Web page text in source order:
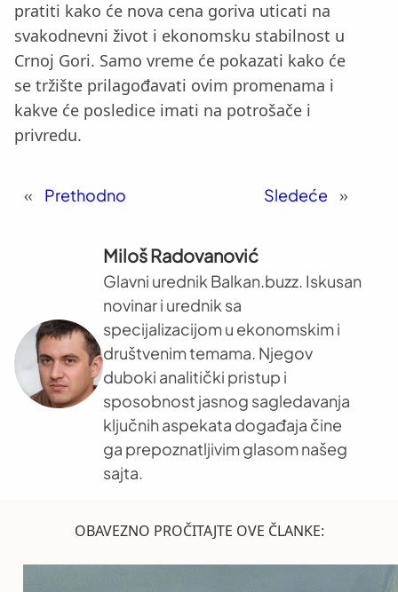
pratiti kako će nova cena goriva uticati na
svakodnevni život i ekonomsku stabilnost u
Crnoj Gori. Samo vreme će pokazati kako će
se tržište prilagođavati ovim promenama i
kakve će posledice imati na potrošače i
privredu.
« Prethodno Sledeće »
Miloš Radovanović
Glavni urednik Balkan.buzz. Iskusan
novinar i urednik sa
specijalizacijom u ekonomskim i
društvenim temama. Njegov
duboki analitički pristup i
sposobnost jasnog sagledavanja
ključnih aspekata događaja čine
ga prepoznatljivim glasom našeg
sajta.
OBAVEZNO PROČITAJTE OVE ČLANKE: